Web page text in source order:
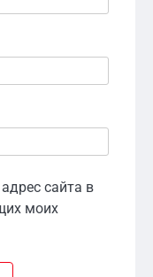
сайта в
моих